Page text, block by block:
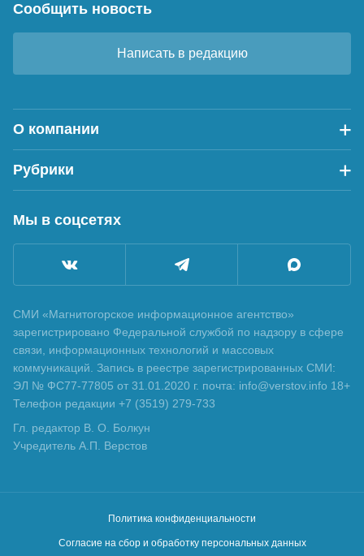
Сообщить новость
Написать в редакцию
О компании
Рубрики
Мы в соцсетях
СМИ «Магнитогорское информационное агентство»
зарегистрировано Федеральной службой по надзору в сфере
связи, информационных технологий и массовых
коммуникаций. Запись в реестре зарегистрированных СМИ:
ЭЛ № ФС77-77805 от 31.01.2020 г. почта: info@verstov.info 18+
Телефон редакции +7 (3519) 279-733
Гл. редактор В. О. Болкун
Учредитель А.П. Верстов
Политика конфиденциальности
Согласие на сбор и обработку персональных данных